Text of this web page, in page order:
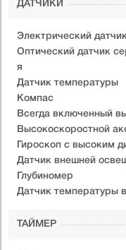
ДАТЧИКИ
Электрический
Оптический датчик
я
Датчик температуры
Компас
Всегда включенный
Высокоскоростной
Гироскоп с высоким
Датчик внешней
Глубиномер
Датчик температуры
ТАЙМЕР